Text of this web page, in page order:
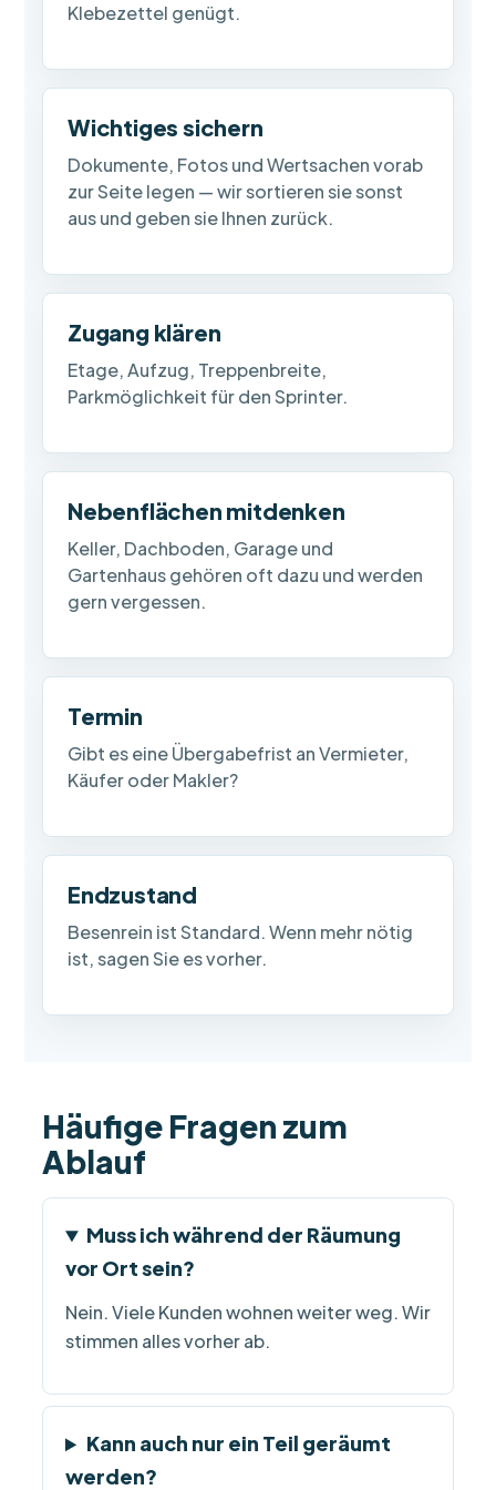
Klebezettel genügt.
Wichtiges sichern
Dokumente, Fotos und Wertsachen vorab
zur Seite legen — wir sortieren sie sonst
aus und geben sie Ihnen zurück.
Zugang klären
Etage, Aufzug, Treppenbreite,
Parkmöglichkeit für den Sprinter.
Nebenflächen mitdenken
Keller, Dachboden, Garage und
Gartenhaus gehören oft dazu und werden
gern vergessen.
Termin
Gibt es eine Übergabefrist an Vermieter,
Käufer oder Makler?
Endzustand
Besenrein ist Standard. Wenn mehr nötig
ist, sagen Sie es vorher.
Häufige Fragen zum
Ablauf
Muss ich während der Räumung
vor Ort sein?
Nein. Viele Kunden wohnen weiter weg. Wir
stimmen alles vorher ab.
Kann auch nur ein Teil geräumt
werden?